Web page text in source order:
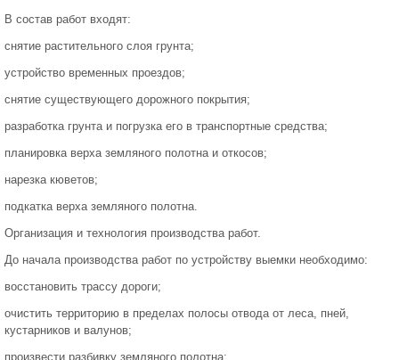
В состав работ входят:
снятие растительного слоя грунта;
устройство временных проездов;
снятие существующего дорожного покрытия;
разработка грунта и погрузка его в транспортные средства;
планировка верха земляного полотна и откосов;
нарезка кюветов;
подкатка верха земляного полотна.
Организация и технология производства работ.
До начала производства работ по устройству выемки необходимо:
восстановить трассу дороги;
очистить территорию в пределах полосы отвода от леса, пней,
кустарников и валунов;
произвести разбивку земляного полотна;